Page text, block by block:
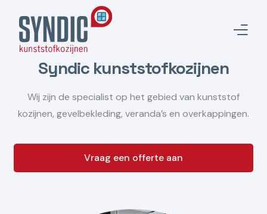
Syndic kunststofkozijnen
Wij zijn de specialist op het gebied van kunststof
kozijnen, gevelbekleding, veranda’s en overkappingen.
Vraag een offerte aan